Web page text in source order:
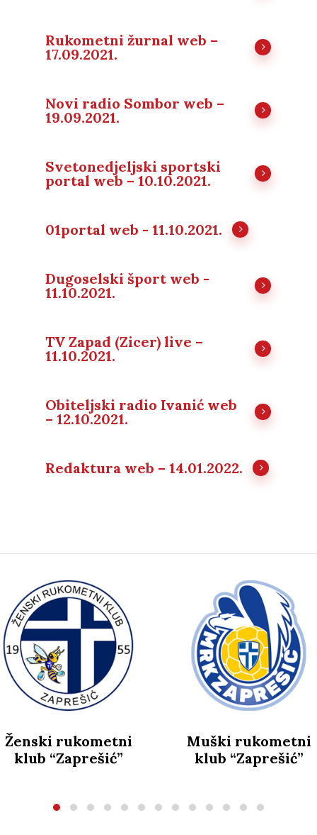
Rukometni žurnal web –
17.09.2021.
Novi radio Sombor web –
19.09.2021.
Svetonedjeljski sportski
portal web – 10.10.2021.
01portal web - 11.10.2021.
Dugoselski šport web -
11.10.2021.
TV Zapad (Zicer) live –
11.10.2021.
Obiteljski radio Ivanić web
– 12.10.2021.
Redaktura web – 14.01.2022.
rukometni
“Zaprešić”
Muški rukometni
klub “Zaprešić”